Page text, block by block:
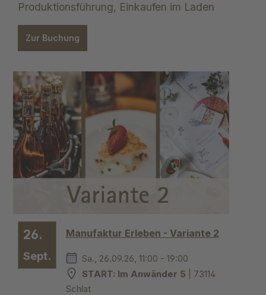
Produktionsführung, Einkaufen im Laden
Zur Buchung
26.
Sept.
Manufaktur Erleben - Variante 2
Sa., 26.09.26, 11:00 - 19:00
START: Im Anwänder 5 | 73114
Schlat